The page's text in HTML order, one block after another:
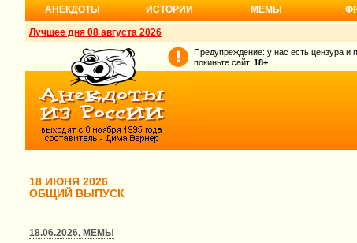
АНЕКДОТЫ ИСТОРИИ МЕМЫ
Лучшее дня 08 августа 2026
Предупреждение: у нас есть цензура и
покиньте сайт. 18+
18 ИЮНЯ 2026
ОБЩИЙ ВЫПУСК
18.06.2026, МЕМЫ